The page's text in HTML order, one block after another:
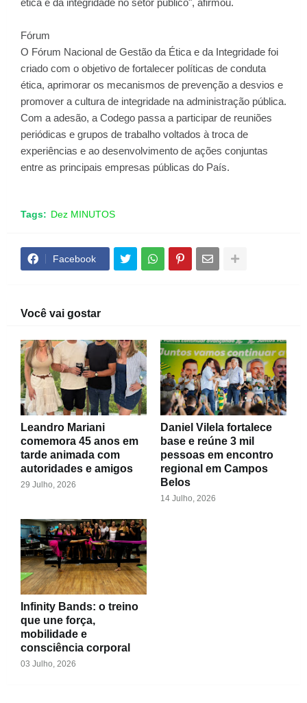
ética e da integridade no setor público", afirmou.
Fórum
O Fórum Nacional de Gestão da Ética e da Integridade foi
criado com o objetivo de fortalecer políticas de conduta
ética, aprimorar os mecanismos de prevenção a desvios e
promover a cultura de integridade na administração pública.
Com a adesão, a Codego passa a participar de reuniões
periódicas e grupos de trabalho voltados à troca de
experiências e ao desenvolvimento de ações conjuntas
entre as principais empresas públicas do País.
Tags: Dez MINUTOS
Facebook
Você vai gostar
Leandro Mariani
comemora 45 anos em
tarde animada com
autoridades e amigos
29 Julho, 2026
Daniel Vilela fortalece
base e reúne 3 mil
pessoas em encontro
regional em Campos
Belos
14 Julho, 2026
Infinity Bands: o treino
que une força,
mobilidade e
consciência corporal
03 Julho, 2026